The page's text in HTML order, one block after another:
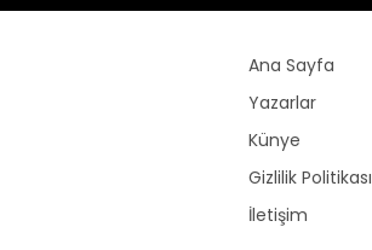
Ana Sayfa
Yazarlar
Künye
Gizlilik Politikası
İletişim